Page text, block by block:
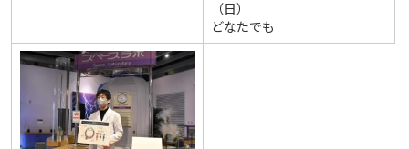
（日）
どなたでも